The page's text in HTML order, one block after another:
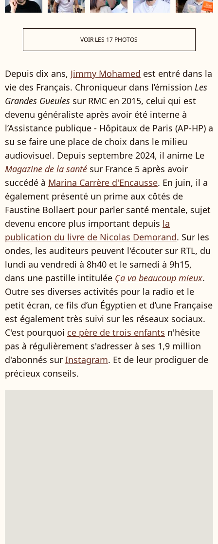
VOIR LES 17 PHOTOS
Depuis dix ans, Jimmy Mohamed est entré dans la
vie des Français. Chroniqueur dans l’émission Les
Grandes Gueules sur RMC en 2015, celui qui est
devenu généraliste après avoir été interne à
l’Assistance publique - Hôpitaux de Paris (AP-HP) a
su se faire une place de choix dans le milieu
audiovisuel. Depuis septembre 2024, il anime Le
Magazine de la santé sur France 5 après avoir
succédé à Marina Carrère d'Encausse. En juin, il a
également présenté un prime aux côtés de
Faustine Bollaert pour parler santé mentale, sujet
devenu encore plus important depuis la
publication du livre de Nicolas Demorand. Sur les
ondes, les auditeurs peuvent l'écouter sur RTL, du
lundi au vendredi à 8h40 et le samedi à 9h15,
dans une pastille intitulée Ça va beaucoup mieux.
Outre ses diverses activités pour la radio et le
petit écran, ce fils d’un Égyptien et d’une Française
est également très suivi sur les réseaux sociaux.
C'est pourquoi ce père de trois enfants n'hésite
pas à régulièrement s'adresser à ses 1,9 million
d'abonnés sur Instagram. Et de leur prodiguer de
précieux conseils.